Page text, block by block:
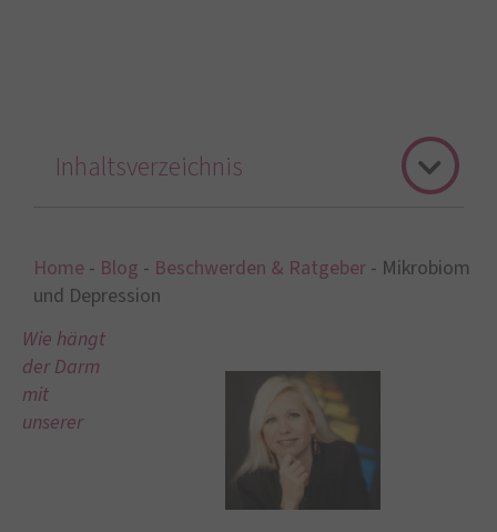
Home - Blog - Beschwerden & Ratgeber - Mikrobiom
und Depression
Wie hängt
der Darm
mit
unserer
Inhaltsverzeichnis